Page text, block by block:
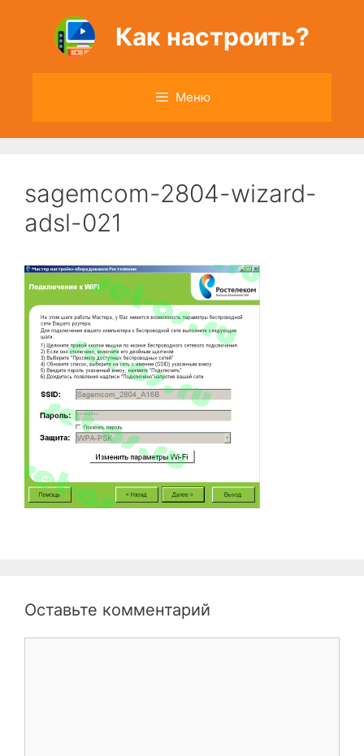
содержимому
Как настроить?
Меню
sagemcom-2804-wizard-
adsl-021
Оставьте комментарий